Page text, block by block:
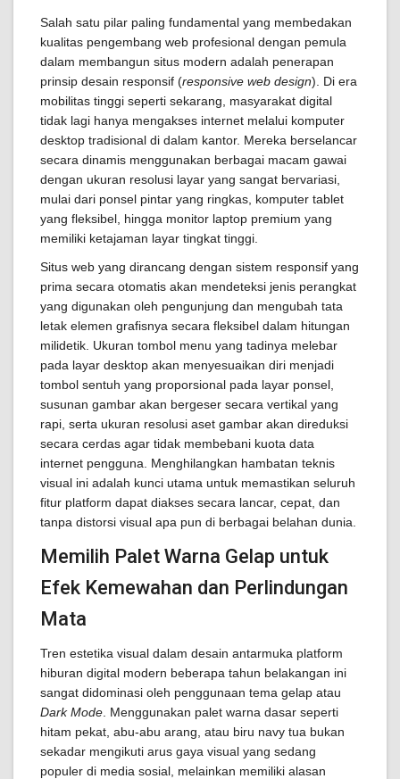
Salah satu pilar paling fundamental yang membedakan
kualitas pengembang web profesional dengan pemula
dalam membangun situs modern adalah penerapan
prinsip desain responsif (responsive web design). Di era
mobilitas tinggi seperti sekarang, masyarakat digital
tidak lagi hanya mengakses internet melalui komputer
desktop tradisional di dalam kantor. Mereka berselancar
secara dinamis menggunakan berbagai macam gawai
dengan ukuran resolusi layar yang sangat bervariasi,
mulai dari ponsel pintar yang ringkas, komputer tablet
yang fleksibel, hingga monitor laptop premium yang
memiliki ketajaman layar tingkat tinggi.
Situs web yang dirancang dengan sistem responsif yang
prima secara otomatis akan mendeteksi jenis perangkat
yang digunakan oleh pengunjung dan mengubah tata
letak elemen grafisnya secara fleksibel dalam hitungan
milidetik. Ukuran tombol menu yang tadinya melebar
pada layar desktop akan menyesuaikan diri menjadi
tombol sentuh yang proporsional pada layar ponsel,
susunan gambar akan bergeser secara vertikal yang
rapi, serta ukuran resolusi aset gambar akan direduksi
secara cerdas agar tidak membebani kuota data
internet pengguna. Menghilangkan hambatan teknis
visual ini adalah kunci utama untuk memastikan seluruh
fitur platform dapat diakses secara lancar, cepat, dan
tanpa distorsi visual apa pun di berbagai belahan dunia.
Memilih Palet Warna Gelap untuk
Efek Kemewahan dan Perlindungan
Mata
Tren estetika visual dalam desain antarmuka platform
hiburan digital modern beberapa tahun belakangan ini
sangat didominasi oleh penggunaan tema gelap atau
Dark Mode . Menggunakan palet warna dasar seperti
hitam pekat, abu-abu arang, atau biru navy tua bukan
sekadar mengikuti arus gaya visual yang sedang
populer di media sosial, melainkan memiliki alasan